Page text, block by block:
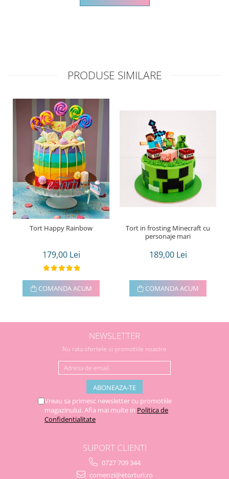
PRODUSE SIMILARE
Tort Happy Rainbow
179,00 Lei
COMANDA ACUM
Tort in frosting Minecraft cu
personaje mari
189,00 Lei
COMANDA ACUM
NEWSLETTER
Nu rata ofertele si promotiile noastre
Vreau sa primesc newsletter cu promotiile
magazinului. Afla mai multe in Politica de
Confidentialitate
SUPORT CLIENTI
0727 709 344
comenzi@etorturi.ro